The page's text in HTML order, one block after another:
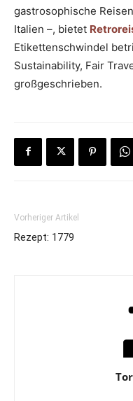
gastrosophische
Italien –, bietet
Etikettenschwindel
Sustainability, Fair
großgeschrieben.
Vorheriger Artikel
Rezept: 1779